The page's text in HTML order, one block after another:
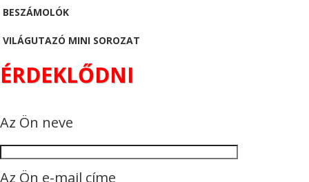
BESZÁMOLÓK
VILÁGUTAZÓ MINI SOROZAT
ÉRDEKLŐDNI
Az Ön neve
Az Ön e-mail címe